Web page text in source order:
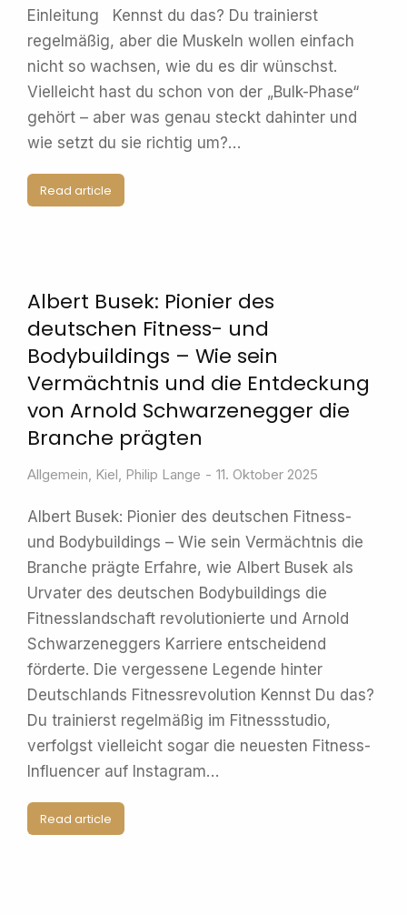
Einleitung Kennst du das? Du trainierst
regelmäßig, aber die Muskeln wollen einfach
nicht so wachsen, wie du es dir wünschst.
Vielleicht hast du schon von der „Bulk-Phase“
gehört – aber was genau steckt dahinter und
wie setzt du sie richtig um?…
Read article
Albert Busek: Pionier des
deutschen Fitness- und
Bodybuildings – Wie sein
Vermächtnis und die Entdeckung
von Arnold Schwarzenegger die
Branche prägten
Allgemein, Kiel, Philip Lange 11. Oktober 2025
Albert Busek: Pionier des deutschen Fitness-
und Bodybuildings – Wie sein Vermächtnis die
Branche prägte Erfahre, wie Albert Busek als
Urvater des deutschen Bodybuildings die
Fitnesslandschaft revolutionierte und Arnold
Schwarzeneggers Karriere entscheidend
förderte. Die vergessene Legende hinter
Deutschlands Fitnessrevolution Kennst Du das?
Du trainierst regelmäßig im Fitnessstudio,
verfolgst vielleicht sogar die neuesten Fitness-
Influencer auf Instagram…
Read article